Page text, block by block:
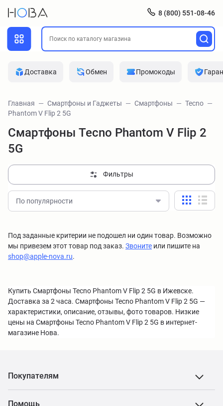
8 (800) 551-08-46
Доставка Обмен Промокоды
Главная Смартфоны и Гаджеты Смартфоны
Tecno
Phantom V Flip 2 5G
Смартфоны Tecno Phantom V Flip 2
5G
Фильтры
По популярности
Под заданные критерии не подошел ни один товар. Возможно
мы привезем этот товар под заказ. Звоните или пишите на
shop@apple-nova.ru.
Купить Смартфоны Tecno Phantom V Flip 2 5G в Ижевске.
Доставка за 2 часа. Смартфоны Tecno Phantom V Flip 2 5G —
характеристики, описание, отзывы, фото товаров. Низкие
цены на Смартфоны Tecno Phantom V Flip 2 5G в интернет-
магазине Нова.
Покупателям
Помощь